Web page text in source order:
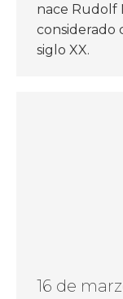
nace Rudolf
considerado
siglo XX.
16 de